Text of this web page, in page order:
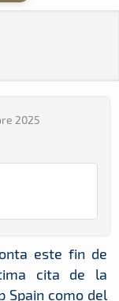
2025
este fin de
cita de la
Spain como del